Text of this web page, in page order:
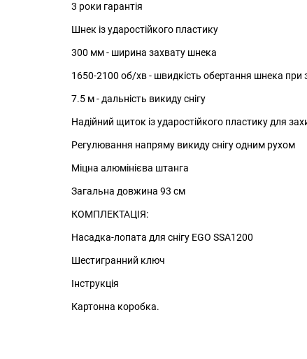
3 роки гарантія
Шнек із ударостійкого пластику
300 мм - ширина захвату шнека
1650-2100 об/хв - швидкість обертання шнека при
7.5 м - дальність викиду снігу
Надійний щиток із ударостійкого пластику для
Регулювання напряму викиду снігу одним рухом
Міцна алюмінієва штанга
Загальна довжина 93 см
КОМПЛЕКТАЦІЯ:
Насадка-лопата для снігу EGO SSA1200
Шестигранний ключ
Інструкція
Картонна коробка.